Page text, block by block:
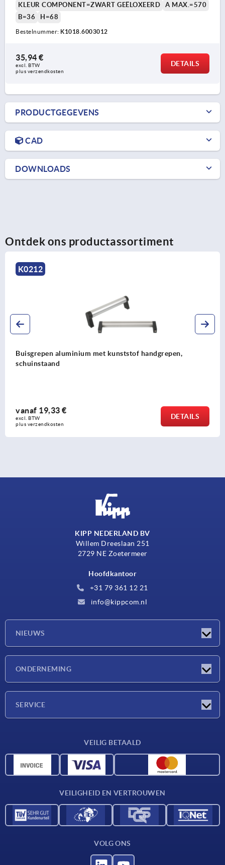
KLEUR COMPONENT=ZWART GEËLOXEERD
A MAX.=570
B=36
H=68
Bestelnummer: K1018.6003012
35,94 €
excl. BTW
plus verzendkosten
DETAILS
PRODUCTGEGEVENS
CAD
DOWNLOADS
Ontdek ons productassortiment
met kunststof handgrepen,
Buisgrepen
13,96 €
excl. BTW
plus verzendkosten
KIPP NEDERLAND BV
Willem Dreeslaan 251
2729 NE Zoetermeer
Hoofdkantoor
+31 79 361 12 21
info@kippcom.nl
NIEUWS
ONDERNEMING
SERVICE
CAD-gegevens
VEILIG BETAALD
VEILIGHEID EN VERTROUWEN
VOLG ONS